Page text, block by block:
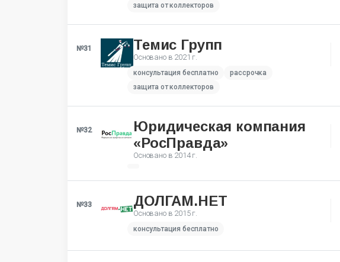
защита от коллекторов
№31 Темис Групп
Основано в 2021 г.
консультация бесплатно
рассрочка
защита от коллекторов
№32
Юридическая компания
«РосПравда»
Основано в 2014 г.
№33 ДОЛГАМ.НЕТ
Основано в 2015 г.
консультация бесплатно